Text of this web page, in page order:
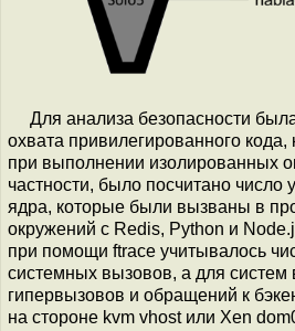
Для анализа безопасности
охвата привилегированного кода,
при выполнении изолированных
частности, было посчитано число
ядра, которые были вызваны в
окружений с Redis, Python и
при помощи ftrace учитывалось
системных вызовов, а для систем
гипервызовов и обращений к
на стороне kvm vhost или Xen